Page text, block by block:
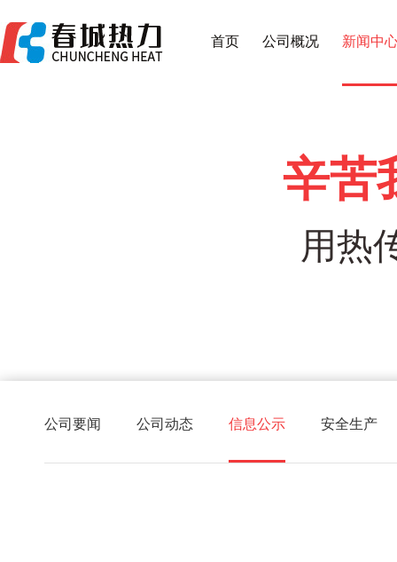
首页 公司概况 新闻中
辛苦
用热
公司要闻 公司动态 信息公示 安全生产